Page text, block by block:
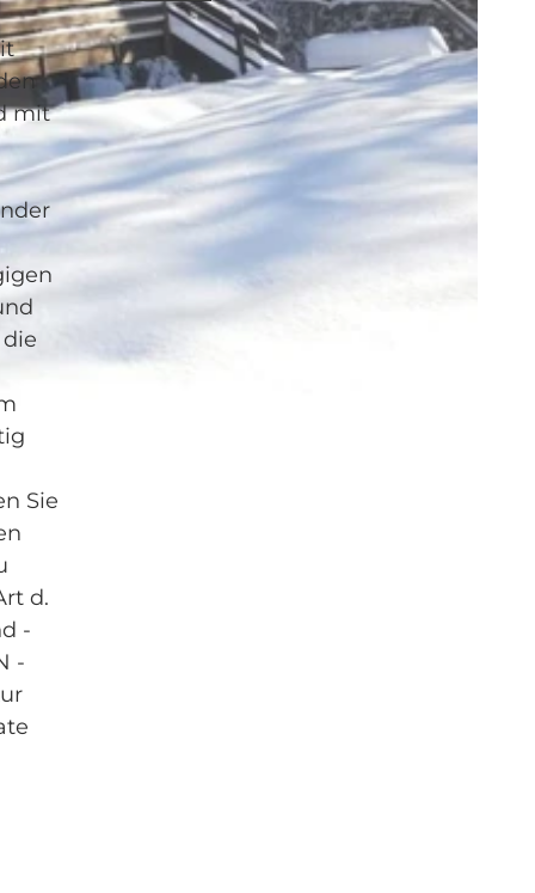
mit
Sie
d.
-
-